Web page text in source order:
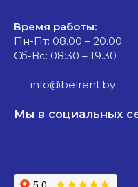
Время работы:
Пн-Пт: 08.00 – 20.00
Сб-Вс: 08:30 – 19.30
info@belrent.by
Мы в социальных